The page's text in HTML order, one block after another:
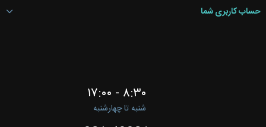
حساب کاربری شما
۸:۳۰ - ۱۷:۰۰
شنبه تا چهارشنبه